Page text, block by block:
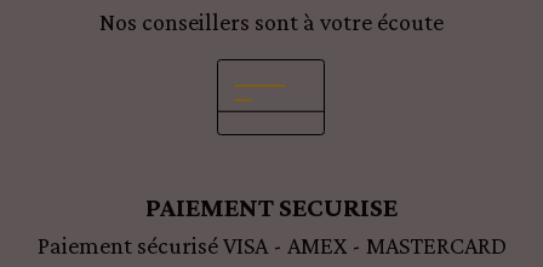
Nos conseillers sont à votre écoute
PAIEMENT SECURISE
Paiement sécurisé VISA - AMEX - MASTERCARD